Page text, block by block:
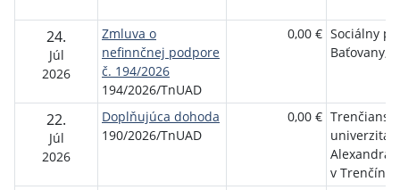
24.
Júl
2026
Zmluva o
nefinnčnej podpore
č. 194/2026
194/2026/TnUAD
0,00 € Sociálny
Baťovany,
22.
Júl
2026
Doplňujúca dohoda
190/2026/TnUAD
0,00 €
univerzita
Alexandra
v Trenčíne